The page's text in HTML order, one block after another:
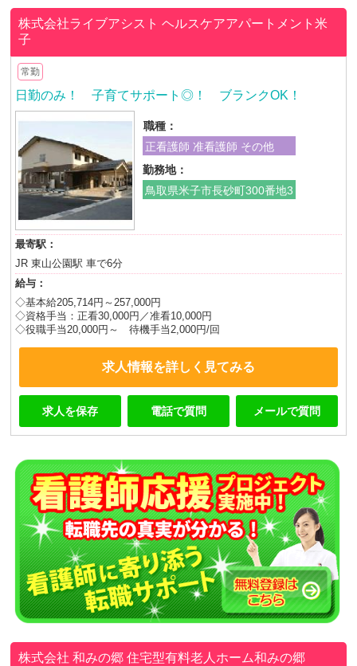
株式会社ライブアシストヘルスケアアパートメント米
子
常勤
日勤のみ！ 子育てサポート◎！ ブランクOK！
職種：
正看護師 准看護師 その他
勤務地：
鳥取県米子市長砂町300番地3
最寄駅：
JR 東山公園駅 車で6分
給与：
◇基本給205,714円～257,000円
◇資格手当：正看30,000円／准看10,000円
◇役職手当20,000円～ 待機手当2,000円/回
求人情報を詳しく見てみる
求人を保存 電話で質問 メールで質問
株式会社 和みの郷住宅型有料老人ホーム和みの郷